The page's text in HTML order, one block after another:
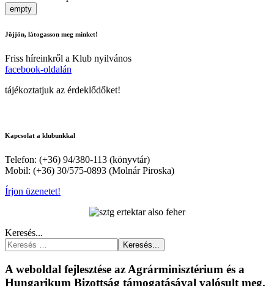
empty
Jöjjön, látogasson meg minket!
Friss híreinkről a Klub nyilvános
facebook-oldalán
tájékoztatjuk az érdeklődőket!
Kapcsolat a klubunkkal
Telefon: (+36) 94/380-113 (könyvtár)
Mobil: (+36) 30/575-0893 (Molnár Piroska)
Írjon üzenetet!
Keresés...
Keresés...
A weboldal fejlesztése az Agrárminisztérium és a
Hungarikum Bizottság támogatásával valósult meg.